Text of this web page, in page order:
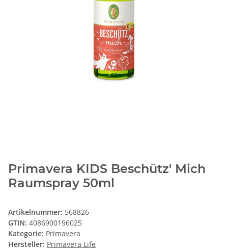
Primavera KIDS Beschütz' Mich
Raumspray 50ml
Artikelnummer: 568826
GTIN: 4086900196025
Kategorie: Primavera
Hersteller: Primavera Life